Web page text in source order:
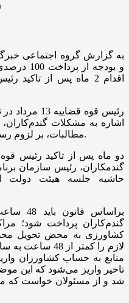
به گزارش گروه اجتماعی
و بودجه
اقدام 2 ماه پس از
رئیس قوه
اشاره به مشکلات
مطالبات، بر لزوم رسیدگی فوری به این مسائل تأکید کرد.
دو ماه پس از تاکید رئیس
گندمکاران، رئیس سازمان
حاشیه جلسه هیئت دولت
براساس
گندم‌کاران پرداخت شود؛
کشاورزی به محض تحویل
لازم را کمتر از
منابع به حساب کشاورزان
تاخیر واریز می‌شود که این
شد و از مسئولان خواست که